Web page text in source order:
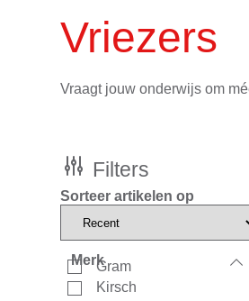
Vriezers
Vraagt jouw onderwijs om
Filters
Sorteer artikelen op
MerkGram
Kirsch